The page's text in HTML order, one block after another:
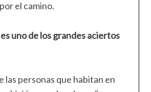
el camino.
uno de los grandes aciertos
las personas que habitan en